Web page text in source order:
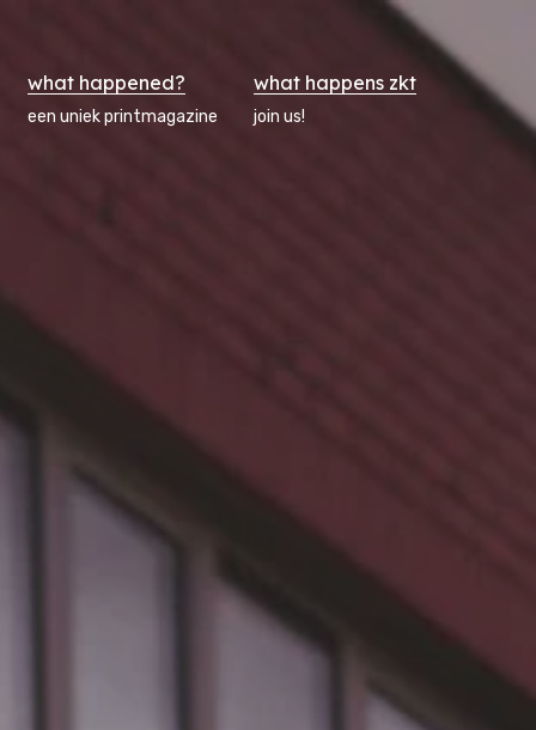
what happened?
een uniek printmagazine
what happens zkt
join us!